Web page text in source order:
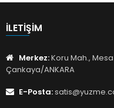
İLETIŞIM
Merkez:Koru Mah.,
Çankaya/ANKARA
E-Posta: